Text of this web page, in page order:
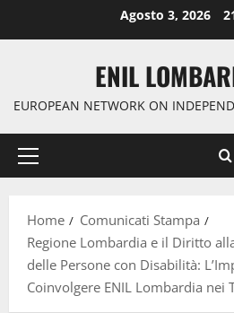
Agosto 3, 2026
ENIL
EUROPEAN NETWORK ON
Home
Comunicati Stampa
Regione Lombardia e il Diritto
delle Persone con Disabilità:
Coinvolgere ENIL Lombardia nei